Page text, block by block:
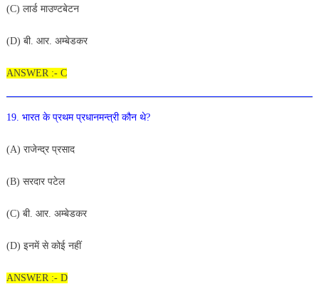
(C) लार्ड माउण्टबेटन
(D) बी. आर. अम्बेडकर
ANSWER :- C
19. भारत के प्रथम प्रधानमन्त्री कौन थे?
(A) राजेन्द्र प्रसाद
(B) सरदार पटेल
(C) बी. आर. अम्बेडकर
(D) इनमें से कोई नहीं
ANSWER :- D